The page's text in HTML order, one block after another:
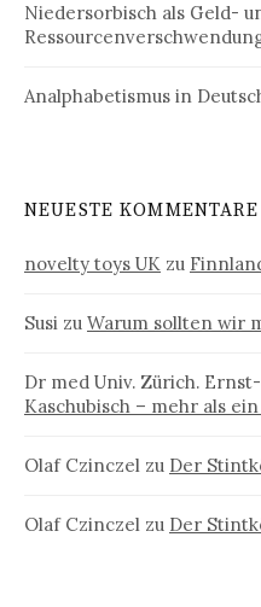
Niedersorbisch als Geld-
Analphabetismus in
NEUESTE KOMMENTARE
novelty toys UK zu
Susi zu Warum sollten wir
Dr med Univ. Zürich.
Kaschubisch – mehr als
Olaf Czinczel zu Der
Olaf Czinczel zu Der